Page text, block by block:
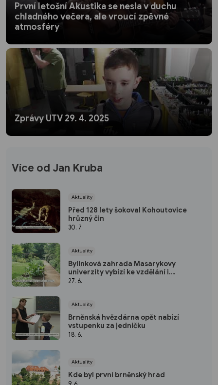
První letošní Akustika se nesla v duchu
chladného večera, ale vroucí zpěvné
atmosféry
Zprávy UTV 29. 4. 2025
Více od Jan Kruba
Aktuality
Před 128 lety šokoval Kohoutovice
hrůzný čin
30. 7.
Aktuality
Bylinková zahrada Masarykovy
univerzity vybízí ke vzdělání i
odpočinku
27. 6.
Aktuality
Brněnská hvězdárna opět nabízí
vstupenku za jedničku
18. 6.
Aktuality
Kde byl první brněnský hrad